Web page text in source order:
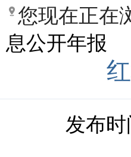
您现在正在
息公开年报
发布时